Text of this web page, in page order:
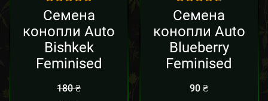
Семена
конопли Auto
Bishkek
Feminised
180₴
Семена
конопли Auto
Blueberry
Feminised
90₴